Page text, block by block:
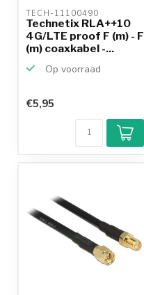
TECH-11100490
Technetix RLA++10
4G/LTE proof F (m) - F
(m) coaxkabel -...
Op voorraad
€5,95